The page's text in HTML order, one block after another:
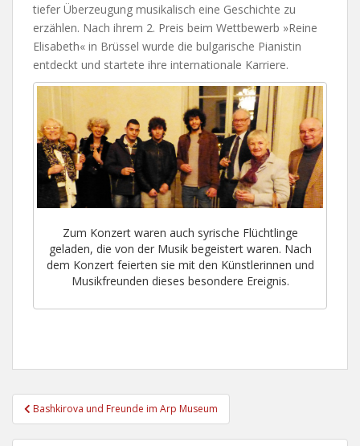
tiefer Überzeugung musikalisch eine Geschichte zu
erzählen. Nach ihrem 2. Preis beim Wettbewerb »Reine
Elisabeth« in Brüssel wurde die bulgarische Pianistin
entdeckt und startete ihre internationale Karriere.
Zum Konzert waren auch syrische Flüchtlinge
geladen, die von der Musik begeistert waren. Nach
dem Konzert feierten sie mit den Künstlerinnen und
Musikfreunden dieses besondere Ereignis.
Beitragsnavigation
Bashkirova und Freunde im Arp Museum